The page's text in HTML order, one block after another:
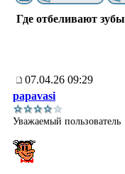
Где отбеливают
07.04.26 09:29
papavasi
Уважаемый пользователь